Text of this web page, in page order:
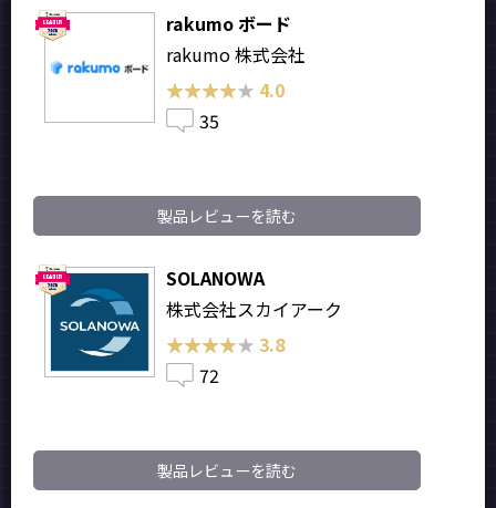
rakumo ボード
rakumo 株式会社
★★★★★
★★★★★ 4.0
35
製品レビューを読む
SOLANOWA
株式会社スカイアーク
★★★★★
★★★★★ 3.8
72
製品レビューを読む